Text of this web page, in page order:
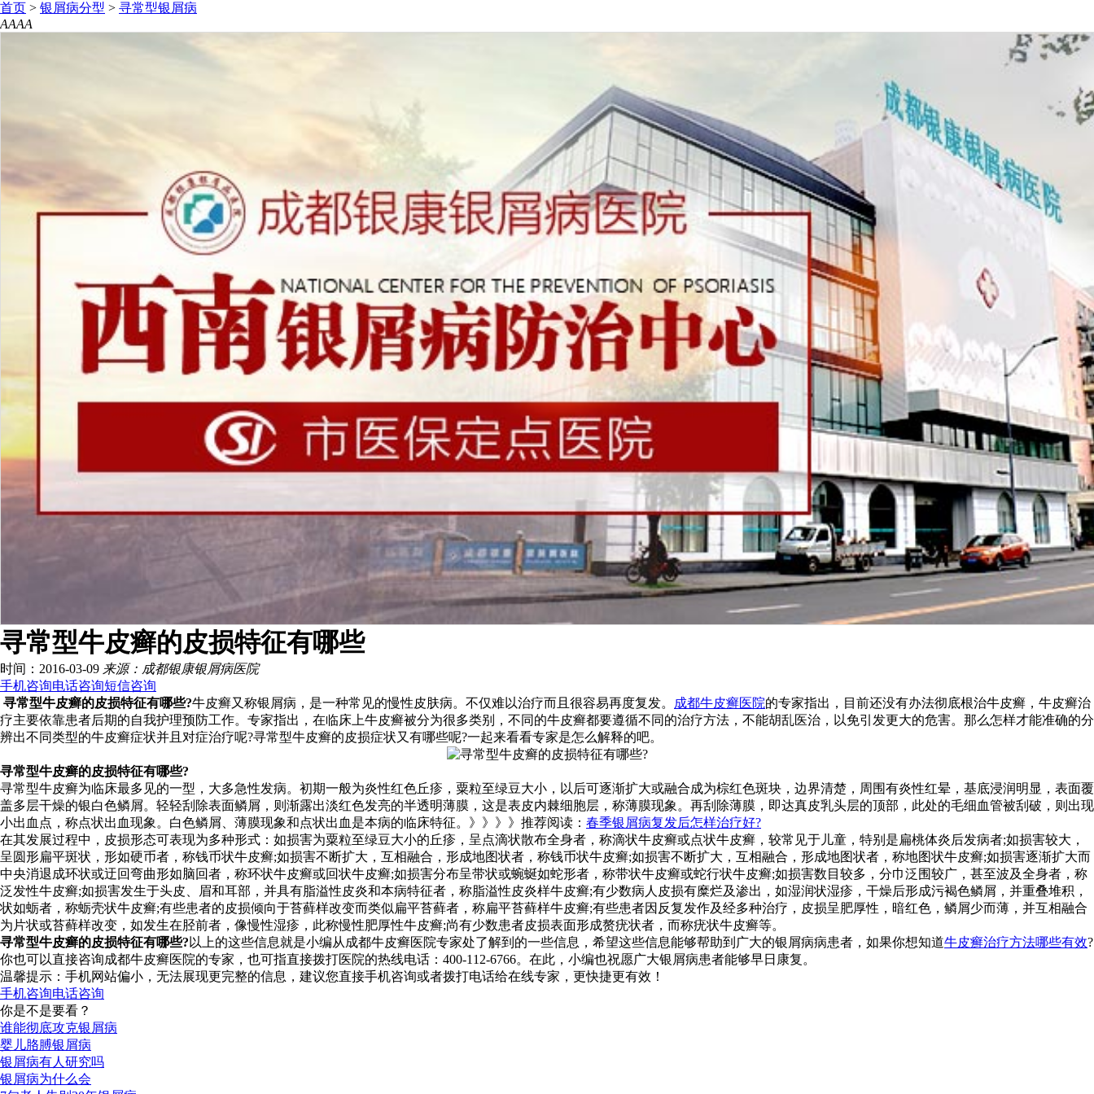
首页 > 银屑病分型 > 寻常型银屑病
AAAA
寻常型牛皮癣的皮损特征有哪些
时间：2016-03-09 来源：成都银康银屑病医院
手机咨询电话咨询短信咨询
寻常型牛皮癣的皮损特征有哪些?牛皮癣又称银屑病，是一种常见的慢性皮肤病。不仅难以治疗而且很容易再度复发。 成都牛皮癣医院的专家指出，目前还没有办法彻底根治牛皮癣，牛皮癣治
疗主要依靠患者后期的自我护理预防工作。专家指出，在临床上牛皮癣被分为很多类别，不同的牛皮癣都要遵循不同的治疗方法，不能胡乱医治，以免引发更大的危害。那么怎样才能准确的分
辨出不同类型的牛皮癣症状并且对症治疗呢?寻常型牛皮癣的皮损症状又有哪些呢?一起来看看专家是怎么解释的吧。
寻常型牛皮癣的皮损特征有哪些?
寻常型牛皮癣为临床最多见的一型，大多急性发病。初期一般为炎性红色丘疹，粟粒至绿豆大小，以后可逐渐扩大或融合成为棕红色斑块，边界清楚，周围有炎性红晕，基底浸润明显，表面覆
盖多层干燥的银白色鳞屑。轻轻刮除表面鳞屑，则渐露出淡红色发亮的半透明薄膜，这是表皮内棘细胞层，称薄膜现象。再刮除薄膜，即达真皮乳头层的顶部，此处的毛细血管被刮破，则出现
小出血点，称点状出血现象。白色鳞屑、薄膜现象和点状出血是本病的临床特征。》》》》推荐阅读： 春季银屑病复发后怎样治疗好?
在其发展过程中，皮损形态可表现为多种形式：如损害为粟粒至绿豆大小的丘疹，呈点滴状散布全身者，称滴状牛皮癣或点状牛皮癣，较常见于儿童，特别是扁桃体炎后发病者;如损害较大，
呈圆形扁平斑状，形如硬币者，称钱币状牛皮癣;如损害不断扩大，互相融合，形成地图状者，称钱币状牛皮癣;如损害不断扩大，互相融合，形成地图状者，称地图状牛皮癣;如损害逐渐扩大而
中央消退成环状或迂回弯曲形如脑回者，称环状牛皮癣或回状牛皮癣;如损害分布呈带状或蜿蜒如蛇形者，称带状牛皮癣或蛇行状牛皮癣;如损害数目较多，分巾泛围较广，甚至波及全身者，称
泛发性牛皮癣;如损害发生于头皮、眉和耳部，并具有脂溢性皮炎和本病特征者，称脂溢性皮炎样牛皮癣;有少数病人皮损有糜烂及渗出，如湿润状湿疹，干燥后形成污褐色鳞屑，并重叠堆积，
状如蛎者，称蛎壳状牛皮癣;有些患者的皮损倾向于苔藓样改变而类似扁平苔藓者，称扁平苔藓样牛皮癣;有些患者因反复发作及经多种治疗，皮损呈肥厚性，暗红色，鳞屑少而薄，并互相融合
为片状或苔藓样改变，如发生在胫前者，像慢性湿疹，此称慢性肥厚性牛皮癣;尚有少数患者皮损表面形成赘疣状者，而称疣状牛皮癣等。
寻常型牛皮癣的皮损特征有哪些? 以上的这些信息就是小编从成都牛皮癣医院专家处了解到的一些信息，希望这些信息能够帮助到广大的银屑病病患者，如果你想知道牛皮癣治疗方法哪些有效?
你也可以直接咨询成都牛皮癣医院的专家，也可指直接拨打医院的热线电话：400-112-6766。在此，小编也祝愿广大银屑病患者能够早日康复。
温馨提示：手机网站偏小，无法展现更完整的信息，建议您直接手机咨询或者拨打电话给在线专家，更快捷更有效！
手机咨询电话咨询
你是不是要看？
谁能彻底攻克银屑病
婴儿胳膊银屑病
银屑病有人研究吗
银屑病为什么会